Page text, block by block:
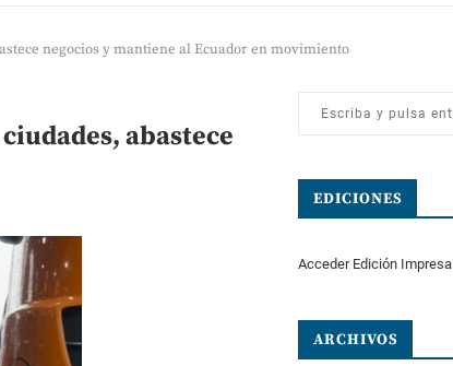
negocios y mantiene al Ecuador en movimiento
abastece
EDICIONES
Acceder Edición Impresa
ARCHIVOS